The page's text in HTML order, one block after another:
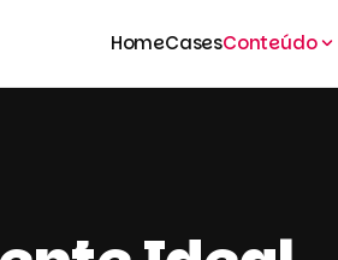
HomeCasesConteúdo